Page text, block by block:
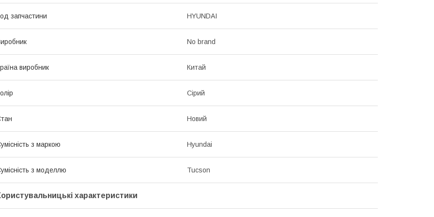
запчастини HYUNDAI
No brand
виробник Китай
Сірий
Новий
з маркою Hyundai
з моделлю Tucson
характеристики